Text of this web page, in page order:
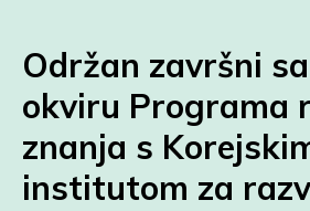
Održan završni
okviru Programa
znanja s
institutom za